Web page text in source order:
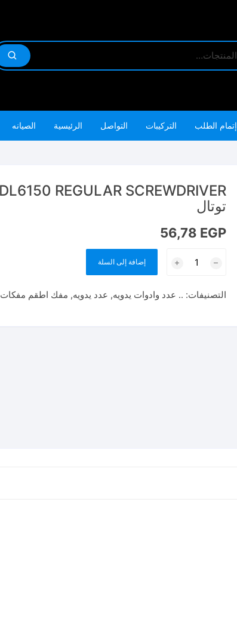
إتمام الطلب التركيبات التواصل الرئيسية الصيانه
توتال
56,78 EGP
TSDL6150
SCREWDRIVER
إضافة إلى السلة
التصنيفات: .. عدد وادوات يدويه, عدد يدويه, مفك اطقم مفكات